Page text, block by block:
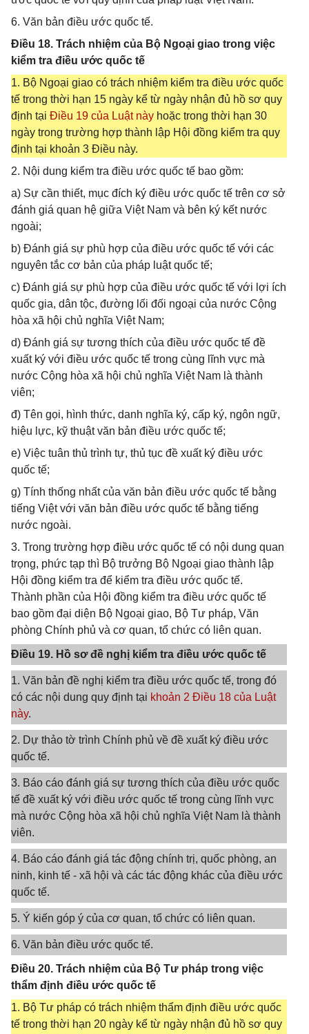
6. Văn bản điều ước quốc tế.
Điều 18. Trách nhiệm của Bộ Ngoại giao trong việc
kiểm tra điều ước quốc tế
1. Bộ Ngoại giao có trách nhiệm kiểm tra điều ước quốc
tế trong thời hạn 15 ngày kể từ ngày nhận đủ hồ sơ quy
định tại Điều 19 của Luật này hoặc trong thời hạn 30
ngày trong trường hợp thành lập Hội đồng kiểm tra quy
định tại khoản 3 Điều này.
2. Nội dung kiểm tra điều ước quốc tế bao gồm:
a) Sự cần thiết, mục đích ký điều ước quốc tế trên cơ sở
đánh giá quan hệ giữa Việt Nam và bên ký kết nước
ngoài;
b) Đánh giá sự phù hợp của điều ước quốc tế với các
nguyên tắc cơ bản của pháp luật quốc tế;
c) Đánh giá sự phù hợp của điều ước quốc tế với lợi ích
quốc gia, dân tộc, đường lối đối ngoại của nước Cộng
hòa xã hội chủ nghĩa Việt Nam;
d) Đánh giá sự tương thích của điều ước quốc tế đề
xuất ký với điều ước quốc tế trong cùng lĩnh vực mà
nước Cộng hòa xã hội chủ nghĩa Việt Nam là thành
viên;
đ) Tên gọi, hình thức, danh nghĩa ký, cấp ký, ngôn ngữ,
hiệu lực, kỹ thuật văn bản điều ước quốc tế;
e) Việc tuân thủ trình tự, thủ tục đề xuất ký điều ước
quốc tế;
g) Tính thống nhất của văn bản điều ước quốc tế bằng
tiếng Việt với văn bản điều ước quốc tế bằng tiếng
nước ngoài.
3. Trong trường hợp điều ước quốc tế có nội dung quan
trọng, phức tạp thì Bộ trưởng Bộ Ngoại giao thành lập
Hội đồng kiểm tra để kiểm tra điều ước quốc tế.
Thành phần của Hội đồng kiểm tra điều ước quốc tế
bao gồm đại diện Bộ Ngoại giao, Bộ Tư pháp, Văn
phòng Chính phủ và cơ quan, tổ chức có liên quan.
Điều 19. Hồ sơ đề nghị kiểm tra điều ước quốc tế
1. Văn bản đề nghị kiểm tra điều ước quốc tế, trong đó
có các nội dung quy định tại khoản 2 Điều 18 của Luật
này.
2. Dự thảo tờ trình Chính phủ về đề xuất ký điều ước
quốc tế.
3. Báo cáo đánh giá sự tương thích của điều ước quốc
tế đề xuất ký với điều ước quốc tế trong cùng lĩnh vực
mà nước Cộng hòa xã hội chủ nghĩa Việt Nam là thành
viên.
4. Báo cáo đánh giá tác động chính trị, quốc phòng, an
ninh, kinh tế - xã hội và các tác động khác của điều ước
quốc tế.
5. Ý kiến góp ý của cơ quan, tổ chức có liên quan.
6. Văn bản điều ước quốc tế.
Điều 20. Trách nhiệm của Bộ Tư pháp trong việc
thẩm định điều ước quốc tế
1. Bộ Tư pháp có trách nhiệm thẩm định điều ước quốc
tế trong thời hạn 20 ngày kể từ ngày nhận đủ hồ sơ quy